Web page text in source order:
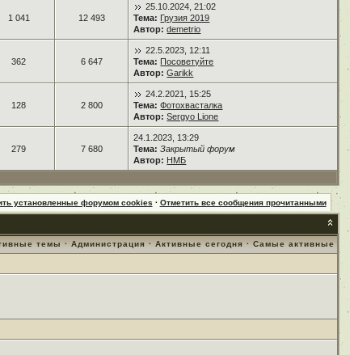
1 041 12 493
25.10.2024, 21:02
Тема: Грузия 2019
Автор: demetrio
362 6 647
22.5.2023, 12:11
Тема: Посоветуйте
Автор: Garikk
128 2 800
24.2.2021, 15:25
Тема: Фотохвасталка
Автор: Sergyo Lione
279 7 680
24.1.2023, 13:29
Тема: Закрытый форум
Автор: НМБ
установленные форумом cookies · Отметить все сообщения прочитанными
темы ·Администрация ·Активные сегодня ·Самые активные